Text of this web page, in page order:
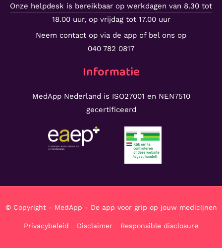
Onze helpdesk is bereikbaar op werkdagen van 8.30 tot
18.00 uur, op vrijdag tot 17.00 uur
Neem contact op via de app of bel ons op
040 782 0817
Informatie
MedApp Nederland is ISO27001 en NEN7510
gecertificeerd
© Copyright - MedApp - De app voor grip op jouw medicijnen
Privacybeleid Disclaimer Responsible disclosure